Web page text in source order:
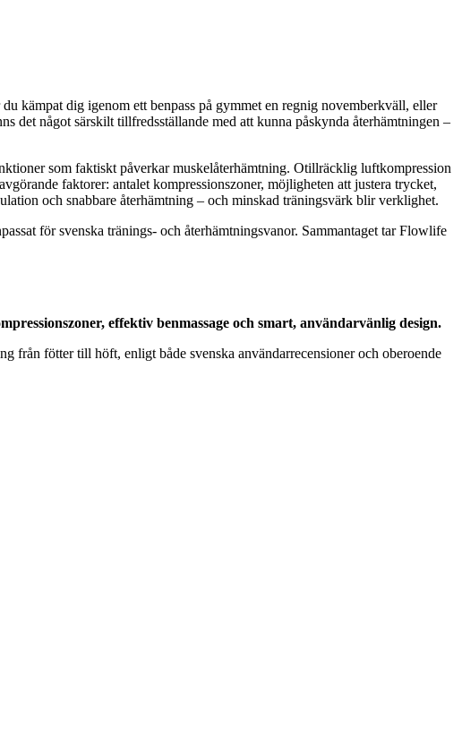
kämpat dig igenom ett benpass på gymmet en regnig novemberkväll, eller
det något särskilt tillfredsställande med att kunna påskynda återhämtningen –
som faktiskt påverkar muskelåterhämtning. Otillräcklig luftkompression
faktorer: antalet kompressionszoner, möjligheten att justera trycket,
och snabbare återhämtning – och minskad träningsvärk blir verklighet.
för svenska tränings- och återhämtningsvanor. Sammantaget tar Flowlife
effektiv benmassage och smart, användarvänlig design.
fötter till höft, enligt både svenska användarrecensioner och oberoende